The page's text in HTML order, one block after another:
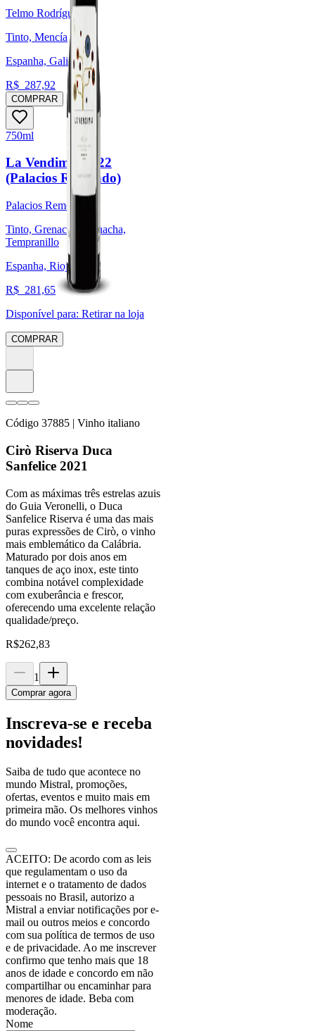
Telmo Rodríguez
Tinto, Mencía
Espanha, Galicia
R$ 287,92
COMPRAR
750ml
La Vendimia 2022
(Palacios Remondo)
Palacios Remondo
Tinto, Grenache/Garnacha,
Tempranillo
Espanha, Rioja
R$ 281,65
Disponível para: Retirar na loja
COMPRAR
Código 37885 | Vinho italiano
Cirò Riserva Duca
Sanfelice 2021
Com as máximas três estrelas azuis
do Guia Veronelli, o Duca
Sanfelice Riserva é uma das mais
puras expressões de Cirò, o vinho
mais emblemático da Calábria.
Maturado por dois anos em
tanques de aço inox, este tinto
combina notável complexidade
com exuberância e frescor,
oferecendo uma excelente relação
qualidade/preço.
R$262,83
1
Comprar agora
Inscreva-se e receba
novidades!
Saiba de tudo que acontece no
mundo Mistral, promoções,
ofertas, eventos e muito mais em
primeira mão. Os melhores vinhos
do mundo você encontra aqui.
ACEITO: De acordo com as leis
que regulamentam o uso da
internet e o tratamento de dados
pessoais no Brasil, autorizo a
Mistral a enviar notificações por e-
mail ou outros meios e concordo
com sua política de termos de uso
e de privacidade. Ao me inscrever
confirmo que tenho mais que 18
anos de idade e concordo em não
compartilhar ou encaminhar para
menores de idade. Beba com
moderação.
Nome